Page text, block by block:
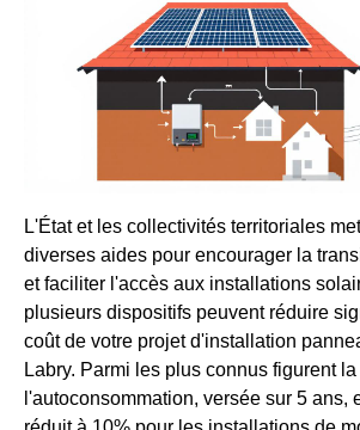
L'État et les collectivités territoriales
diverses aides pour encourager la
et faciliter l'accès aux installations
plusieurs dispositifs peuvent réduire
coût de votre projet d'installation
Labry. Parmi les plus connus figurent
l'autoconsommation, versée sur 5 ans,